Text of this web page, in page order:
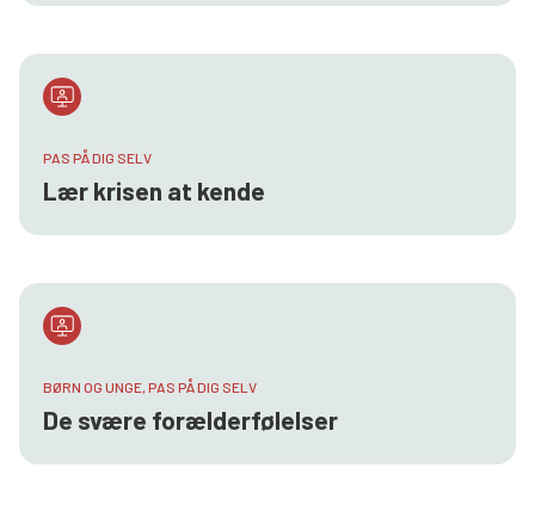
PAS PÅ DIG SELV
Lær krisen at kende
BØRN OG UNGE, PAS PÅ DIG SELV
De svære forælderfølelser